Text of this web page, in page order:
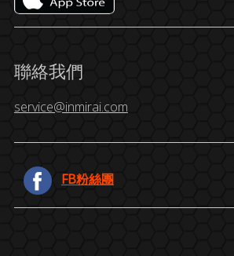
聯絡我們
service@inmirai.com
FB粉絲團